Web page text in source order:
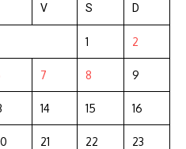
V S D
1 2
7 8 9
14 15 16
21 22 23